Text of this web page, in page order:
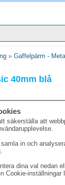
» Gaffelpärm -
40mm blå
säkerställa att
in och
dina val nedan
Cookie-inställningar